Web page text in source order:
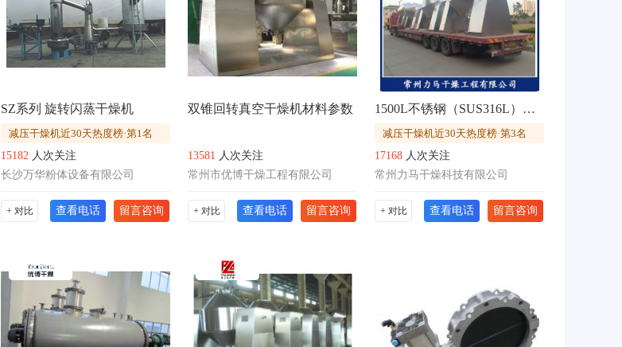
SZ系列 旋转闪蒸干燥机
减压干燥机近30天热度榜·第1名
15182 人次关注
长沙万华粉体设备有限公司
+ 对比 查看电话 留言咨询
双锥回转真空干燥机材料参数
13581 人次关注
常州市优博干燥工程有限公司
+ 对比 查看电话 留言咨询
1500L不锈钢（SUS316L）双锥回转干燥机
减压干燥机近30天热度榜·第3名
17168 人次关注
常州力马干燥科技有限公司
+ 对比 查看电话 留言咨询